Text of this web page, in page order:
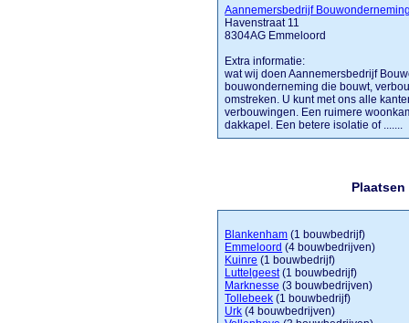
Aannemersbedrijf
Havenstraat 11
8304AG Emmeloord
Extra informatie:
wat wij doen Aannemersbedrijf
bouwonderneming die bouwt,
omstreken. U kunt met ons alle
verbouwingen. Een ruimere
dakkapel. Een betere isolatie of .......
Blankenham (1 bouwbedrijf)
Emmeloord (4 bouwbedrijven)
Kuinre (1 bouwbedrijf)
Luttelgeest(1 bouwbedrijf)
Marknesse (3 bouwbedrijven)
Tollebeek (1 bouwbedrijf)
Urk (4 bouwbedrijven)